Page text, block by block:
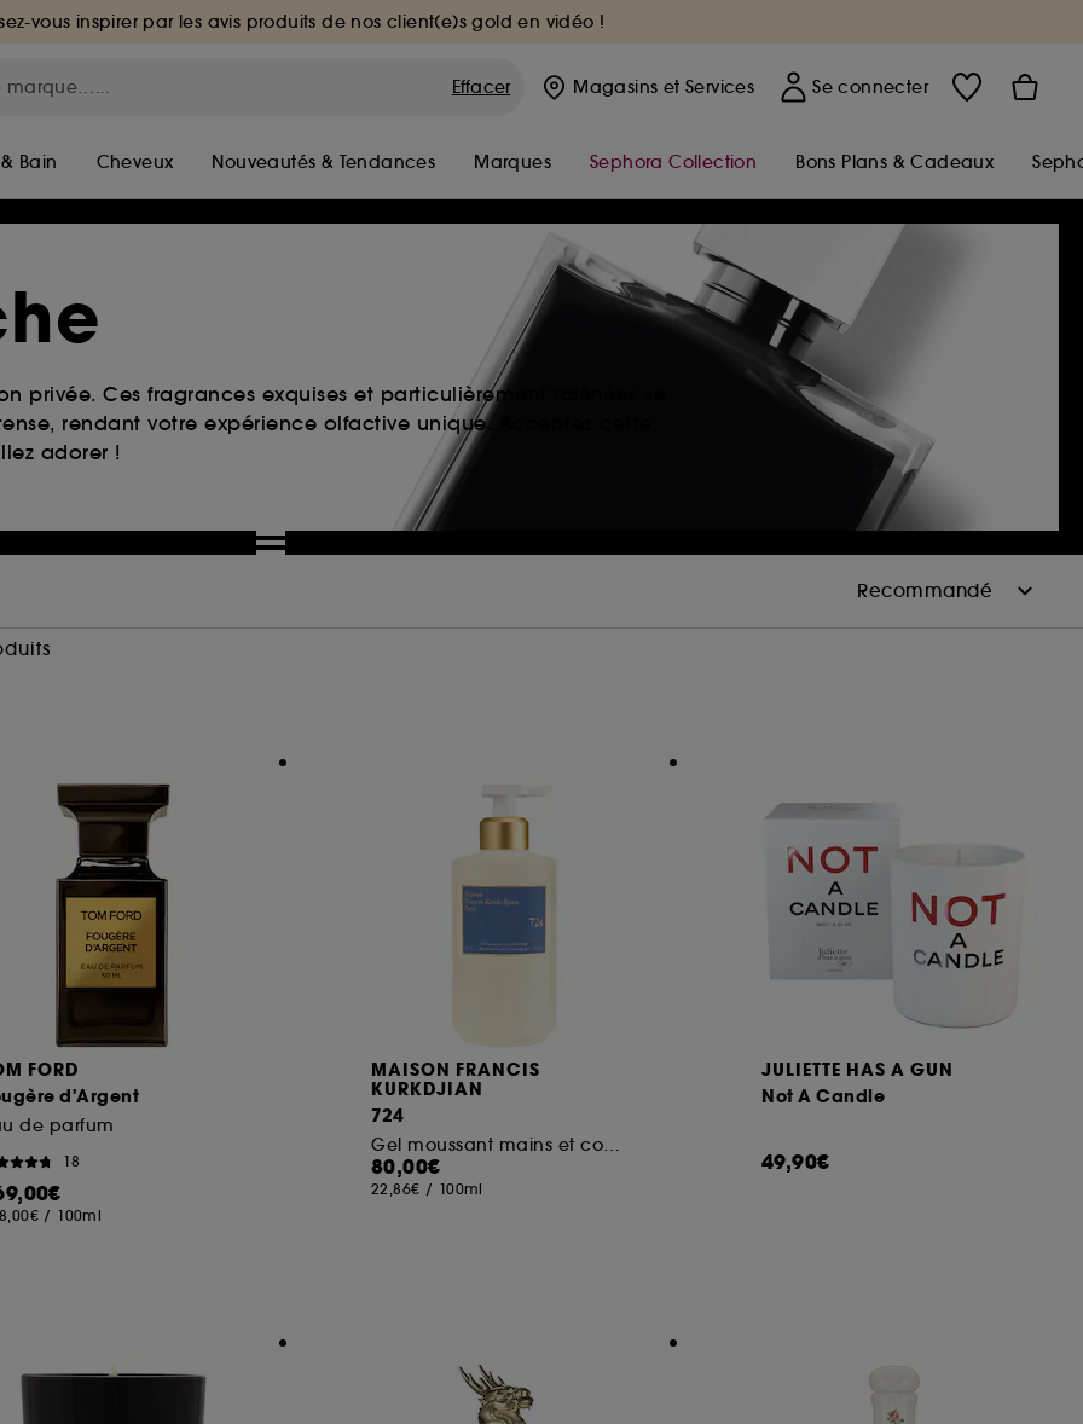
vous inspirer par les avis produits de nos client(e)s gold en vidéo !
Effacer Magasins et Services Se connecter
Bain Cheveux Nouveautés & Tendances Marques Sephora Collection Bons Plans & Cadeaux
privée. Ces fragrances exquises et particulièrement raffinées se
rendant votre expérience olfactive unique. Acceptez cette
adorer !
FORD
d'Argent
de parfum
18
/ 100ml
MAISON FRANCIS
KURKDJIAN
724
Gel moussant mains et corps
80,00€
22,86€ / 100ml
JULIETTE HAS A GUN
Not A Candle
49,90€